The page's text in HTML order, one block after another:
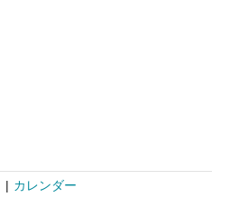
| カレンダー